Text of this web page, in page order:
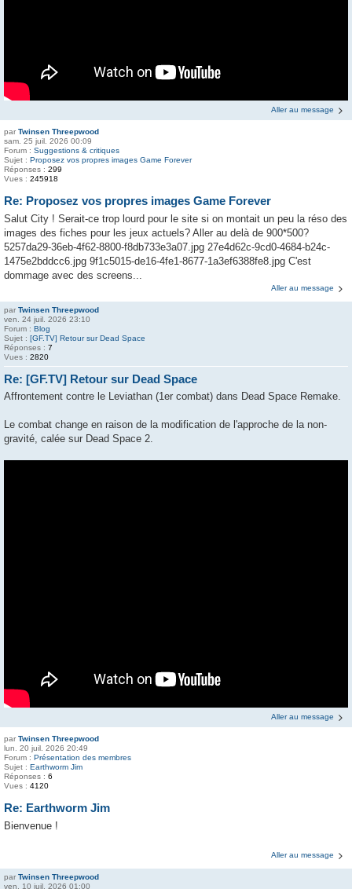
Aller au message
par Twinsen Threepwood
sam. 25 juil. 2026 00:09
Forum : Suggestions & critiques
Sujet : Proposez vos propres images Game Forever
Réponses : 299
Vues : 245918
Re: Proposez vos propres images Game Forever
Salut City ! Serait-ce trop lourd pour le site si on montait un peu la réso des
images des fiches pour les jeux actuels? Aller au delà de 900*500?
5257da29-36eb-4f62-8800-f8db733e3a07.jpg 27e4d62c-9cd0-4684-b24c-
1475e2bddcc6.jpg 9f1c5015-de16-4fe1-8677-1a3ef6388fe8.jpg C'est
dommage avec des screens...
Aller au message
par Twinsen Threepwood
ven. 24 juil. 2026 23:10
Forum : Blog
Sujet : [GF.TV] Retour sur Dead Space
Réponses : 7
Vues : 2820
Re: [GF.TV] Retour sur Dead Space
Affrontement contre le Leviathan (1er combat) dans Dead Space Remake.
Le combat change en raison de la modification de l'approche de la non-
gravité, calée sur Dead Space 2.
Aller au message
par Twinsen Threepwood
lun. 20 juil. 2026 20:49
Forum : Présentation des membres
Sujet : Earthworm Jim
Réponses : 6
Vues : 4120
Re: Earthworm Jim
Bienvenue !
Aller au message
par Twinsen Threepwood
ven. 10 juil. 2026 01:00